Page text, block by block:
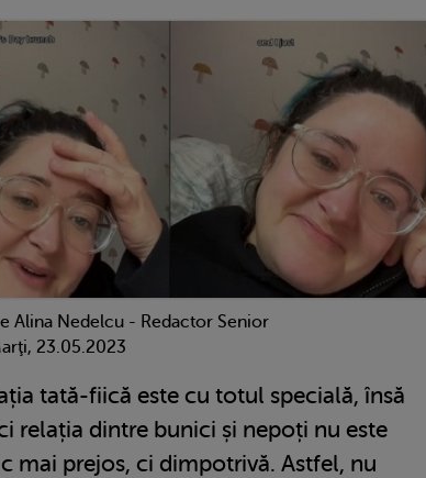
Alina Nedelcu - Redactor Senior
23.05.2023
tată-fiică este cu totul specială, însă
relația dintre bunici și nepoți nu este
mai prejos, ci dimpotrivă. Astfel, nu